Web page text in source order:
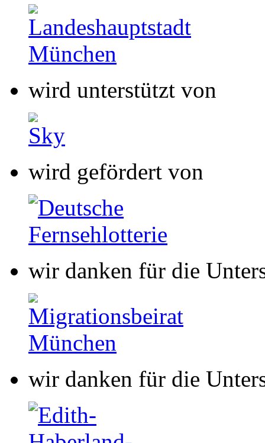
wird gefördert von
wir danken für die
wir danken für die
wir danken für die